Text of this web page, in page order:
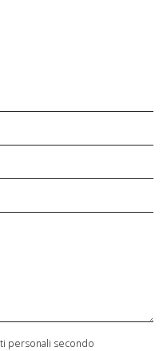
personali secondo